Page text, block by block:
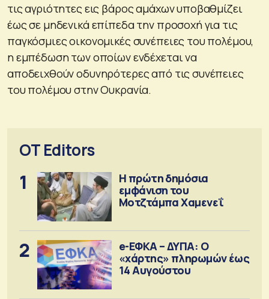
τις αγριότητες εις βάρος αμάχων υποβαθμίζει
έως σε μηδενικά επίπεδα την προσοχή για τις
παγκόσμιες οικονομικές συνέπειες του πολέμου,
η εμπέδωση των οποίων ενδέχεται να
αποδειχθούν οδυνηρότερες από τις συνέπειες
του πολέμου στην Ουκρανία.
OT Editors
1
Η πρώτη δημόσια
εμφάνιση του
Μοτζτάμπα Χαμενεΐ
2
e-ΕΦΚΑ – ΔΥΠΑ: Ο
«χάρτης» πληρωμών έως
14 Αυγούστου